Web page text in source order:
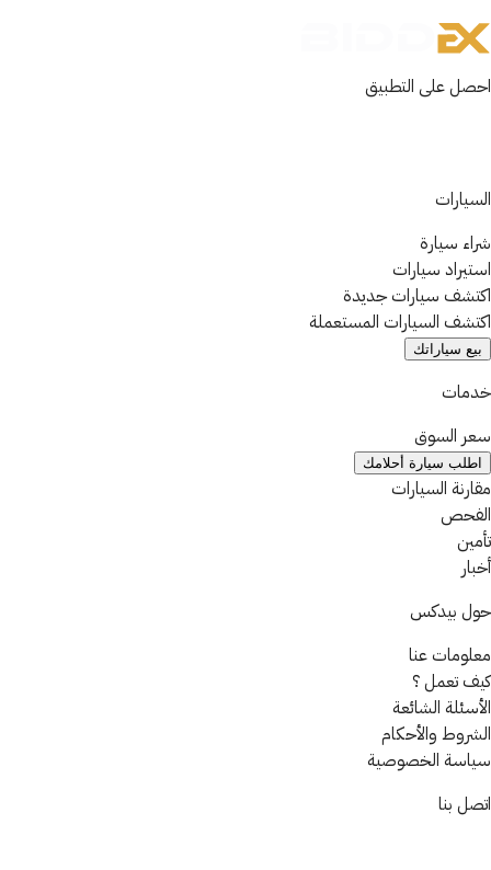
احصل على التطبيق
السيارات
شراء سيارة
استيراد سيارات
اكتشف سيارات جديدة
اكتشف السيارات المستعملة
بيع سياراتك
خدمات
سعر السوق
اطلب سيارة أحلامك
مقارنة السيارات
الفحص
تأمين
أخبار
حول بيدكس
معلومات عنا
كيف تعمل ؟
الأسئلة الشائعة
الشروط والأحكام
سياسة الخصوصية
اتصل بنا